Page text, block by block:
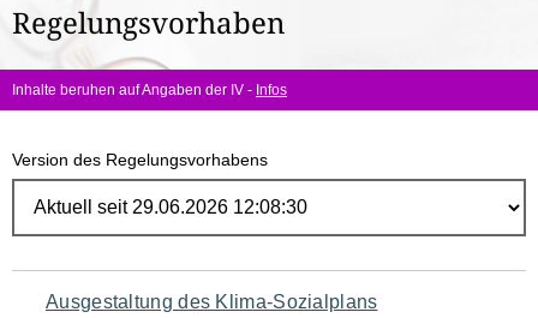
hier:
Regelungsvorhaben
Inhalte beruhen auf Angaben der IV - Infos
Version des Regelungsvorhabens
Navigation
Ausgestaltung des Klima-Sozialplans